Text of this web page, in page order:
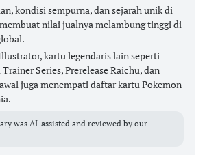
kondisi sempurna, dan sejarah unik di
nilai jualnya melambung tinggi di
kartu legendaris lain seperti
Series, Prerelease Raichu, dan
juga menempati daftar kartu Pokemon
was AI-assisted and reviewed by our